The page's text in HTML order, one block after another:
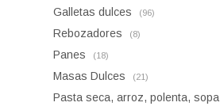
Galletas dulces (96)
Rebozadores (8)
Panes (18)
Masas Dulces (21)
Pasta seca, arroz, polenta, sopa